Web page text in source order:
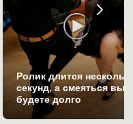
Ролик длится
секунд, а смеяться вы
будете долго